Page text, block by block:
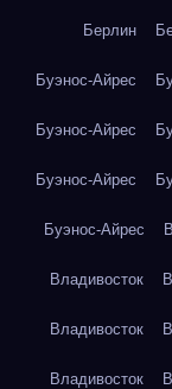
Берлин
Буэнос-Айрес
Буэнос-Айрес
Буэнос-Айрес
Буэнос-Айрес
Владивосток
Владивосток
Владивосток